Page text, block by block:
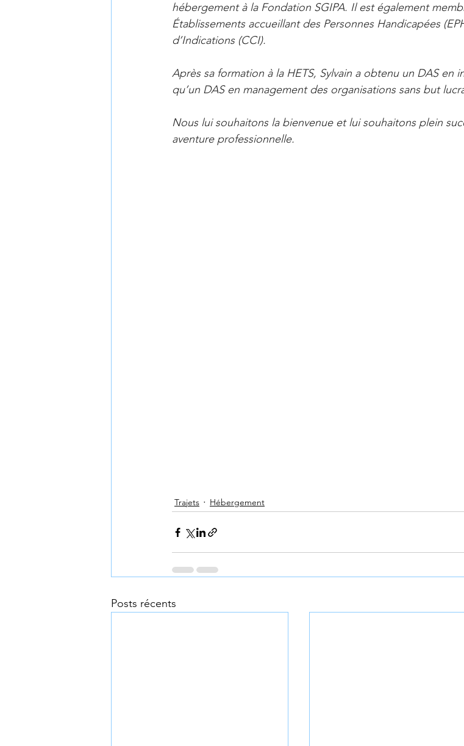
hébergement à la Fondation SGIPA. Il est également
Établissements accueillant des Personnes Handicapées
d’Indications (CCI).
Après sa formation à la HETS, Sylvain a obtenu un DAS en
qu’un DAS en management des organisations sans but
Nous lui souhaitons la bienvenue et lui souhaitons plein
aventure professionnelle.
Trajets Hébergement
Posts récents